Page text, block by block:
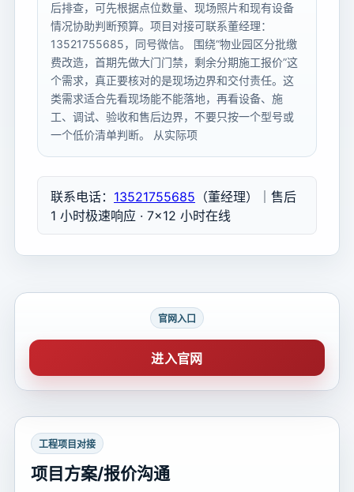
后排查，可先根据点位数量、现场照片和现有设备
情况协助判断预算。项目对接可联系董经理：
13521755685，同号微信。 围绕“物业园区分批缴
费改造，首期先做大门门禁，剩余分期施工报价”这
个需求，真正要核对的是现场边界和交付责任。这
类需求适合先看现场能不能落地，再看设备、施
工、调试、验收和售后边界，不要只按一个型号或
一个低价清单判断。 从实际项
联系电话： 13521755685 （董经理）｜售后
1 小时极速响应 · 7×12 小时在线
官网入口
进入官网
工程项目对接
项目方案/报价沟通